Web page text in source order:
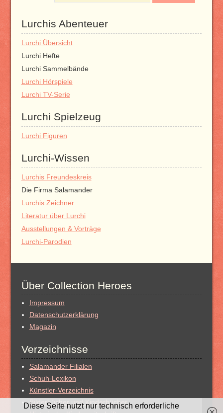
Lurchis Abenteuer
Lurchi Übersicht
Lurchi Hefte
Lurchi Sammelbände
Lurchi Hörspiele
Lurchi TV-Serie
Lurchi Spielzeug
Lurchi Figuren
Lurchi-Wissen
Lurchis Freundeskreis
Die Firma Salamander
Lurchis Zeichner
Literatur über Lurchi
Ausstellungen & Vorträge
Lurchi-Parodien
Über Collection Heroes
Impressum
Datenschutzerklärung
Magazin
Verzeichnisse
Salamander Filialen
Schuh-Lexikon
Künstler-Verzeichnis
Bilderbücher und Kinderbücher
Diese Seite nutzt nur technisch erforderliche